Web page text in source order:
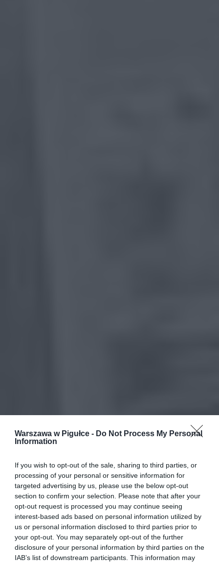
Warszawa w Pigułce - Do Not Process My Personal
Information
If you wish to opt-out of the sale, sharing to third parties, or
processing of your personal or sensitive information for
targeted advertising by us, please use the below opt-out
section to confirm your selection. Please note that after your
opt-out request is processed you may continue seeing
interest-based ads based on personal information utilized by
us or personal information disclosed to third parties prior to
your opt-out. You may separately opt-out of the further
disclosure of your personal information by third parties on the
IAB’s list of downstream participants. This information may